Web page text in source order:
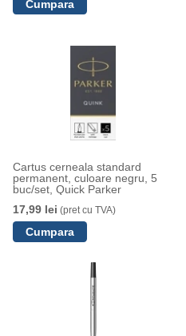
Cartus cerneala standard
permanent, culoare negru, 5
buc/set, Quick Parker
17,99 lei (pret cu TVA)